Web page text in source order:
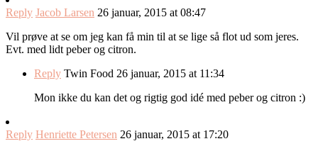
Reply Jacob Larsen 26 januar, 2015 at 08:47
Vil prøve at se om jeg kan få min til at se lige så flot ud som jeres.
Evt. med lidt peber og citron.
Reply Twin Food 26 januar, 2015 at 11:34
Mon ikke du kan det og rigtig god idé med peber og citron :)
Reply Henriette Petersen 26 januar, 2015 at 17:20